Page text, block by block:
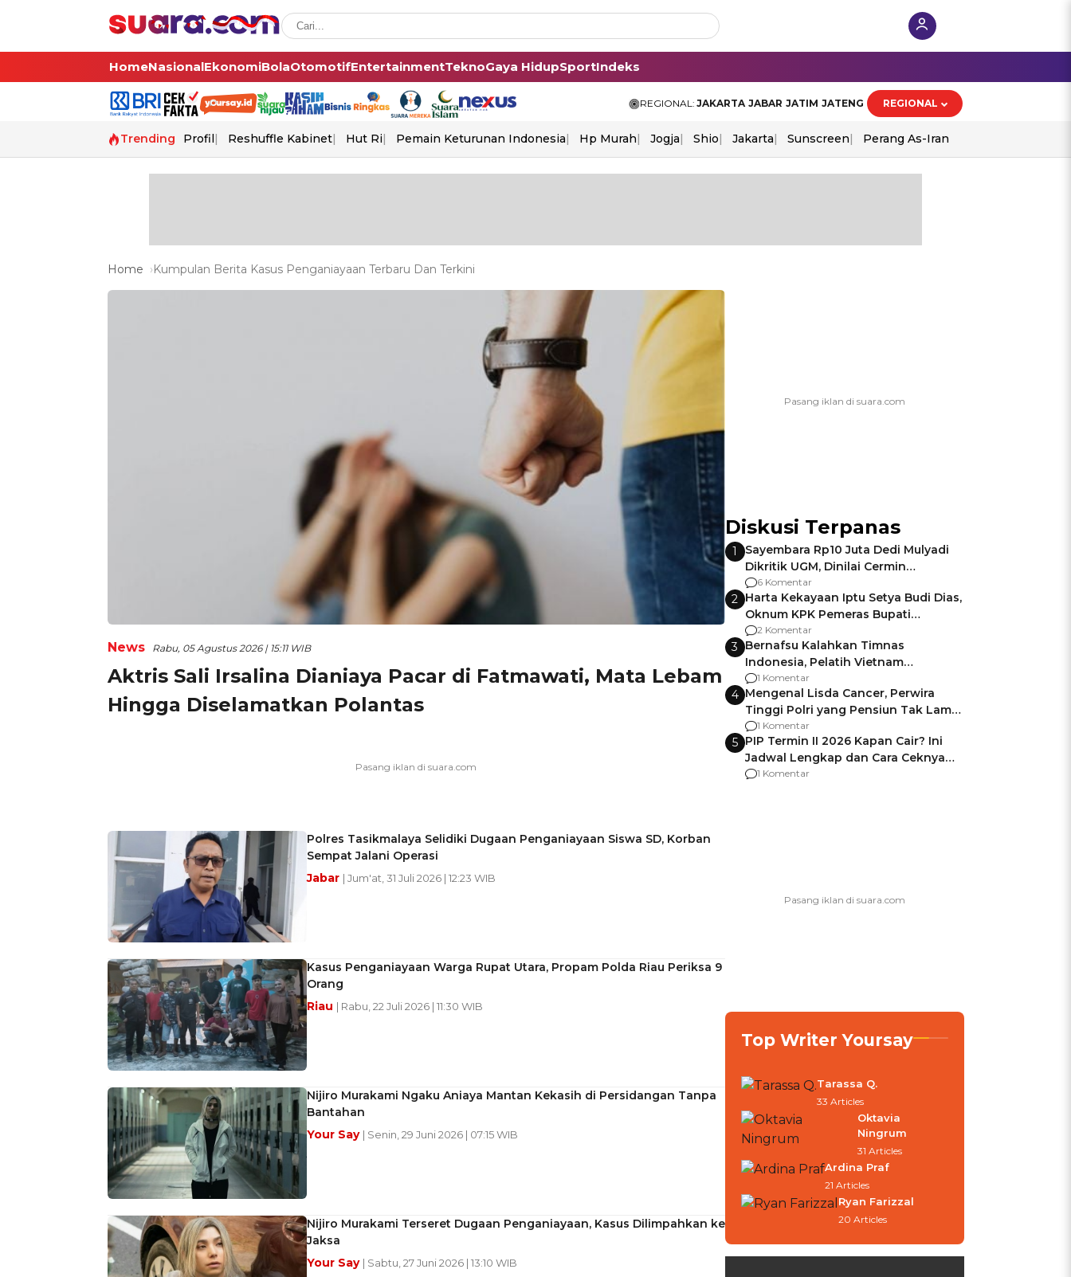
HomeNasionalEkonomiBolaOtomotifEntertainmentTeknoGaya HidupSportIndeks
REGIONAL: JAKARTA JABAR JATIM JATENG REGIONAL
Trending Profil Reshuffle Kabinet Hut Ri Pemain Keturunan Indonesia Hp Murah Jogja Shio Jakarta Sunscreen Perang As-Iran
Home Kumpulan Berita Kasus Penganiayaan Terbaru Dan Terkini
News Rabu, 05 Agustus 2026 | 15:11 WIB
Aktris Sali Irsalina Dianiaya Pacar di Fatmawati, Mata Lebam
Hingga Diselamatkan Polantas
Polres Tasikmalaya Selidiki Dugaan Penganiayaan Siswa SD, Korban
Sempat Jalani Operasi
Jabar | Jum'at, 31 Juli 2026 | 12:23 WIB
Kasus Penganiayaan Warga Rupat Utara, Propam Polda Riau Periksa 9
Orang
Riau | Rabu, 22 Juli 2026 | 11:30 WIB
Nijiro Murakami Ngaku Aniaya Mantan Kekasih di Persidangan Tanpa
Bantahan
Your Say | Senin, 29 Juni 2026 | 07:15 WIB
Nijiro Murakami Terseret Dugaan Penganiayaan, Kasus Dilimpahkan ke
Jaksa
Your Say | Sabtu, 27 Juni 2026 | 13:10 WIB
Diskusi Terpanas
1
Sayembara Rp10 Juta Dedi Mulyadi
Dikritik UGM, Dinilai Cermin
Gagalnya Negara Jamin Keamanan
6 Komentar
2 Harta Kekayaan Iptu Setya Budi Dias,
Oknum KPK Pemeras Bupati
Pemalang
2 Komentar
3 Bernafsu Kalahkan Timnas
Indonesia, Pelatih Vietnam
Berencana Pakai Jimat di Pakansari
1 Komentar
4 Mengenal Lisda Cancer, Perwira
Tinggi Polri yang Pensiun Tak Lama
Usai Jadi Brigjen
1 Komentar
5 PIP Termin II 2026 Kapan Cair? Ini
Jadwal Lengkap dan Cara Ceknya
agar Dana Tidak Hangus!
1 Komentar
Top Writer Yoursay
Tarassa Q.
33 Articles
Oktavia
Ningrum
31 Articles
Ardina Praf
21 Articles
Ryan Farizzal
20 Articles